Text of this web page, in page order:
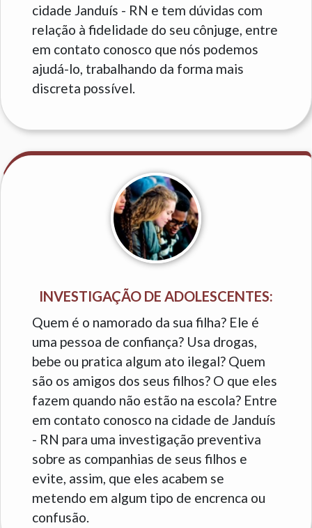
cidade Janduís - RN e tem dúvidas com
relação à fidelidade do seu cônjuge, entre
em contato conosco que nós podemos
ajudá-lo, trabalhando da forma mais
discreta possível.
INVESTIGAÇÃO DE ADOLESCENTES:
Quem é o namorado da sua filha? Ele é
uma pessoa de confiança? Usa drogas,
bebe ou pratica algum ato ilegal? Quem
são os amigos dos seus filhos? O que eles
fazem quando não estão na escola? Entre
em contato conosco na cidade de Janduís
- RN para uma investigação preventiva
sobre as companhias de seus filhos e
evite, assim, que eles acabem se
metendo em algum tipo de encrenca ou
confusão.